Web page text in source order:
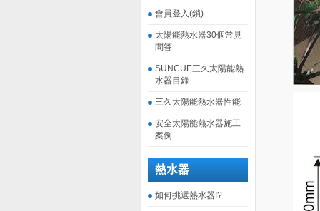
會員登入(鎖)
太陽能熱水器30個常見
問答
SUNCUE三久太陽能熱
水器目錄
三久太陽能熱水器性能
安全太陽能熱水器施工
案例
熱水器
如何挑選熱水器!?